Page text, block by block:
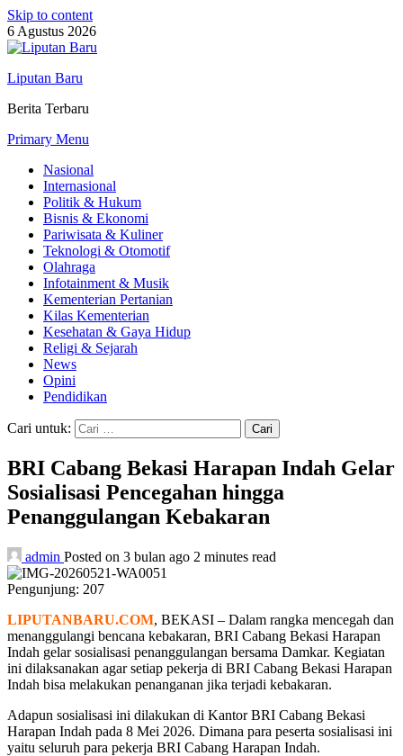
Skip to content
6 Agustus 2026
Liputan Baru
Berita Terbaru
Primary Menu
Nasional
Internasional
Politik & Hukum
Bisnis & Ekonomi
Pariwisata & Kuliner
Teknologi & Otomotif
Olahraga
Infotainment & Musik
Kementerian Pertanian
Kilas Kementerian
Kesehatan & Gaya Hidup
Religi & Sejarah
News
Opini
Pendidikan
Cari untuk:
BRI Cabang Bekasi Harapan Indah Gelar
Sosialisasi Pencegahan hingga
Penanggulangan Kebakaran
admin Posted on 3 bulan ago 2 minutes read
Pengunjung: 207
LIPUTANBARU.COM, BEKASI – Dalam rangka mencegah dan
menanggulangi bencana kebakaran, BRI Cabang Bekasi Harapan
Indah gelar sosialisasi penanggulangan bersama Damkar. Kegiatan
ini dilaksanakan agar setiap pekerja di BRI Cabang Bekasi Harapan
Indah bisa melakukan penanganan jika terjadi kebakaran.
Adapun sosialisasi ini dilakukan di Kantor BRI Cabang Bekasi
Harapan Indah pada 8 Mei 2026. Dimana para peserta sosialisasi ini
yaitu seluruh para pekerja BRI Cabang Harapan Indah.